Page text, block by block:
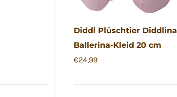
Diddl Plüschtier Diddlina
Ballerina-Kleid 20 cm
€24,99